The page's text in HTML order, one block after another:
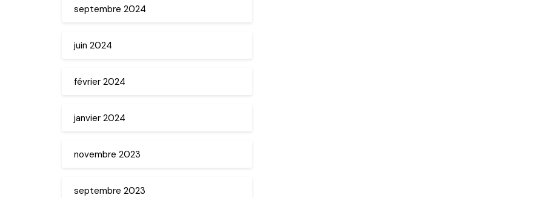
septembre 2024
juin 2024
février 2024
janvier 2024
novembre 2023
septembre 2023